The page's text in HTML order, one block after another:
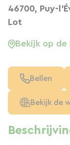
46700, Puy-
Lot
Bekijk op de
Bellen
Bekijk de